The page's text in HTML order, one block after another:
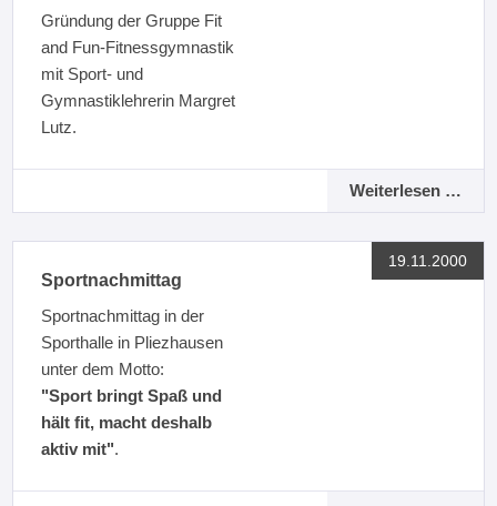
Gründung der Gruppe Fit
and Fun-Fitnessgymnastik
mit Sport- und
Gymnastiklehrerin Margret
Lutz.
Weiterlesen …
19.11.2000
Sportnachmittag
Sportnachmittag in der
Sporthalle in Pliezhausen
unter dem Motto:
"Sport bringt Spaß und
hält fit, macht deshalb
aktiv mit".